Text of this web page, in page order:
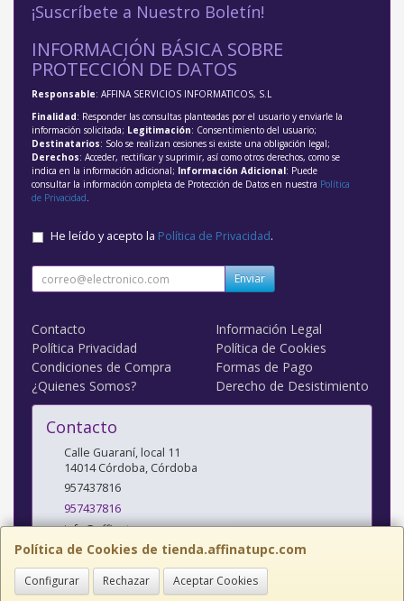
Política de Cookies de tienda.affinatupc.com
Configurar Rechazar Aceptar Cookies
¡Suscríbete a Nuestro Boletín!
INFORMACIÓN BÁSICA SOBRE
PROTECCIÓN DE DATOS
Responsable: AFFINA SERVICIOS INFORMATICOS, S.L
Finalidad: Responder las consultas planteadas por el usuario y enviarle la
información solicitada; Legitimación: Consentimiento del usuario;
Destinatarios: Solo se realizan cesiones si existe una obligación legal;
Derechos: Acceder, rectificar y suprimir, así como otros derechos, como se
indica en la información adicional; Información Adicional: Puede
consultar la información completa de Protección de Datos en nuestra Política
de Privacidad.
He leído y acepto la Política de Privacidad.
Enviar
Contacto
Información Legal
Política Privacidad
Política de Cookies
Condiciones de Compra
Formas de Pago
¿Quienes Somos?
Derecho de Desistimiento
Contacto
Calle Guaraní, local 11
14014 Córdoba, Córdoba
957437816
957437816
info@affinatupc.com
Horario